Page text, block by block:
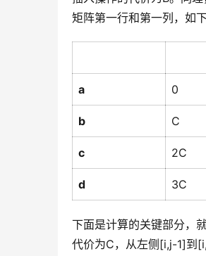
矩阵第一行和第一列，如下
a 0
b C
c 2C
d 3C
下面是计算的关键部分，
代价为C，从左侧[i,j-1]到